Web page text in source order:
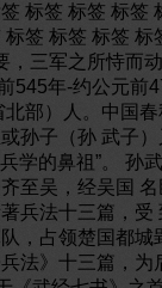
标签 标签 标签
签 标签 标签 标
，三军之所恃而
545年-约公元前
部）人。中国
孙子（孙 武子）
学的鼻祖”。 孙
至吴，经吴国
兵法十三篇，受
，占领楚国都城
法》十三篇，为